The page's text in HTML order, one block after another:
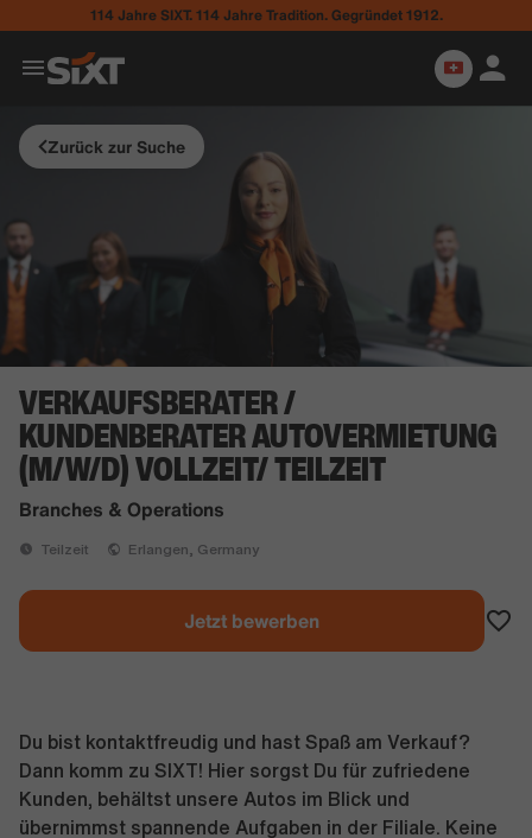
114 Jahre SIXT. 114 Jahre Tradition. Gegründet 1912.
Zurück zur Suche
VERKAUFSBERATER /
KUNDENBERATER AUTOVERMIETUNG
(M/W/D) VOLLZEIT/ TEILZEIT
Branches & Operations
Teilzeit Erlangen, Germany
Jetzt bewerben
Du bist kontaktfreudig und hast Spaß am Verkauf?
Dann komm zu SIXT! Hier sorgst Du für zufriedene
Kunden, behältst unsere Autos im Blick und
übernimmst spannende Aufgaben in der Filiale. Keine